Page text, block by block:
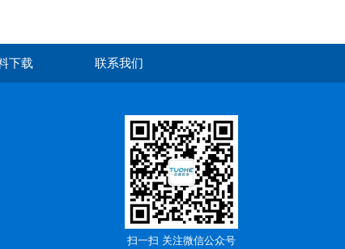
下载 联系我们
扫一扫 关注微信公众号